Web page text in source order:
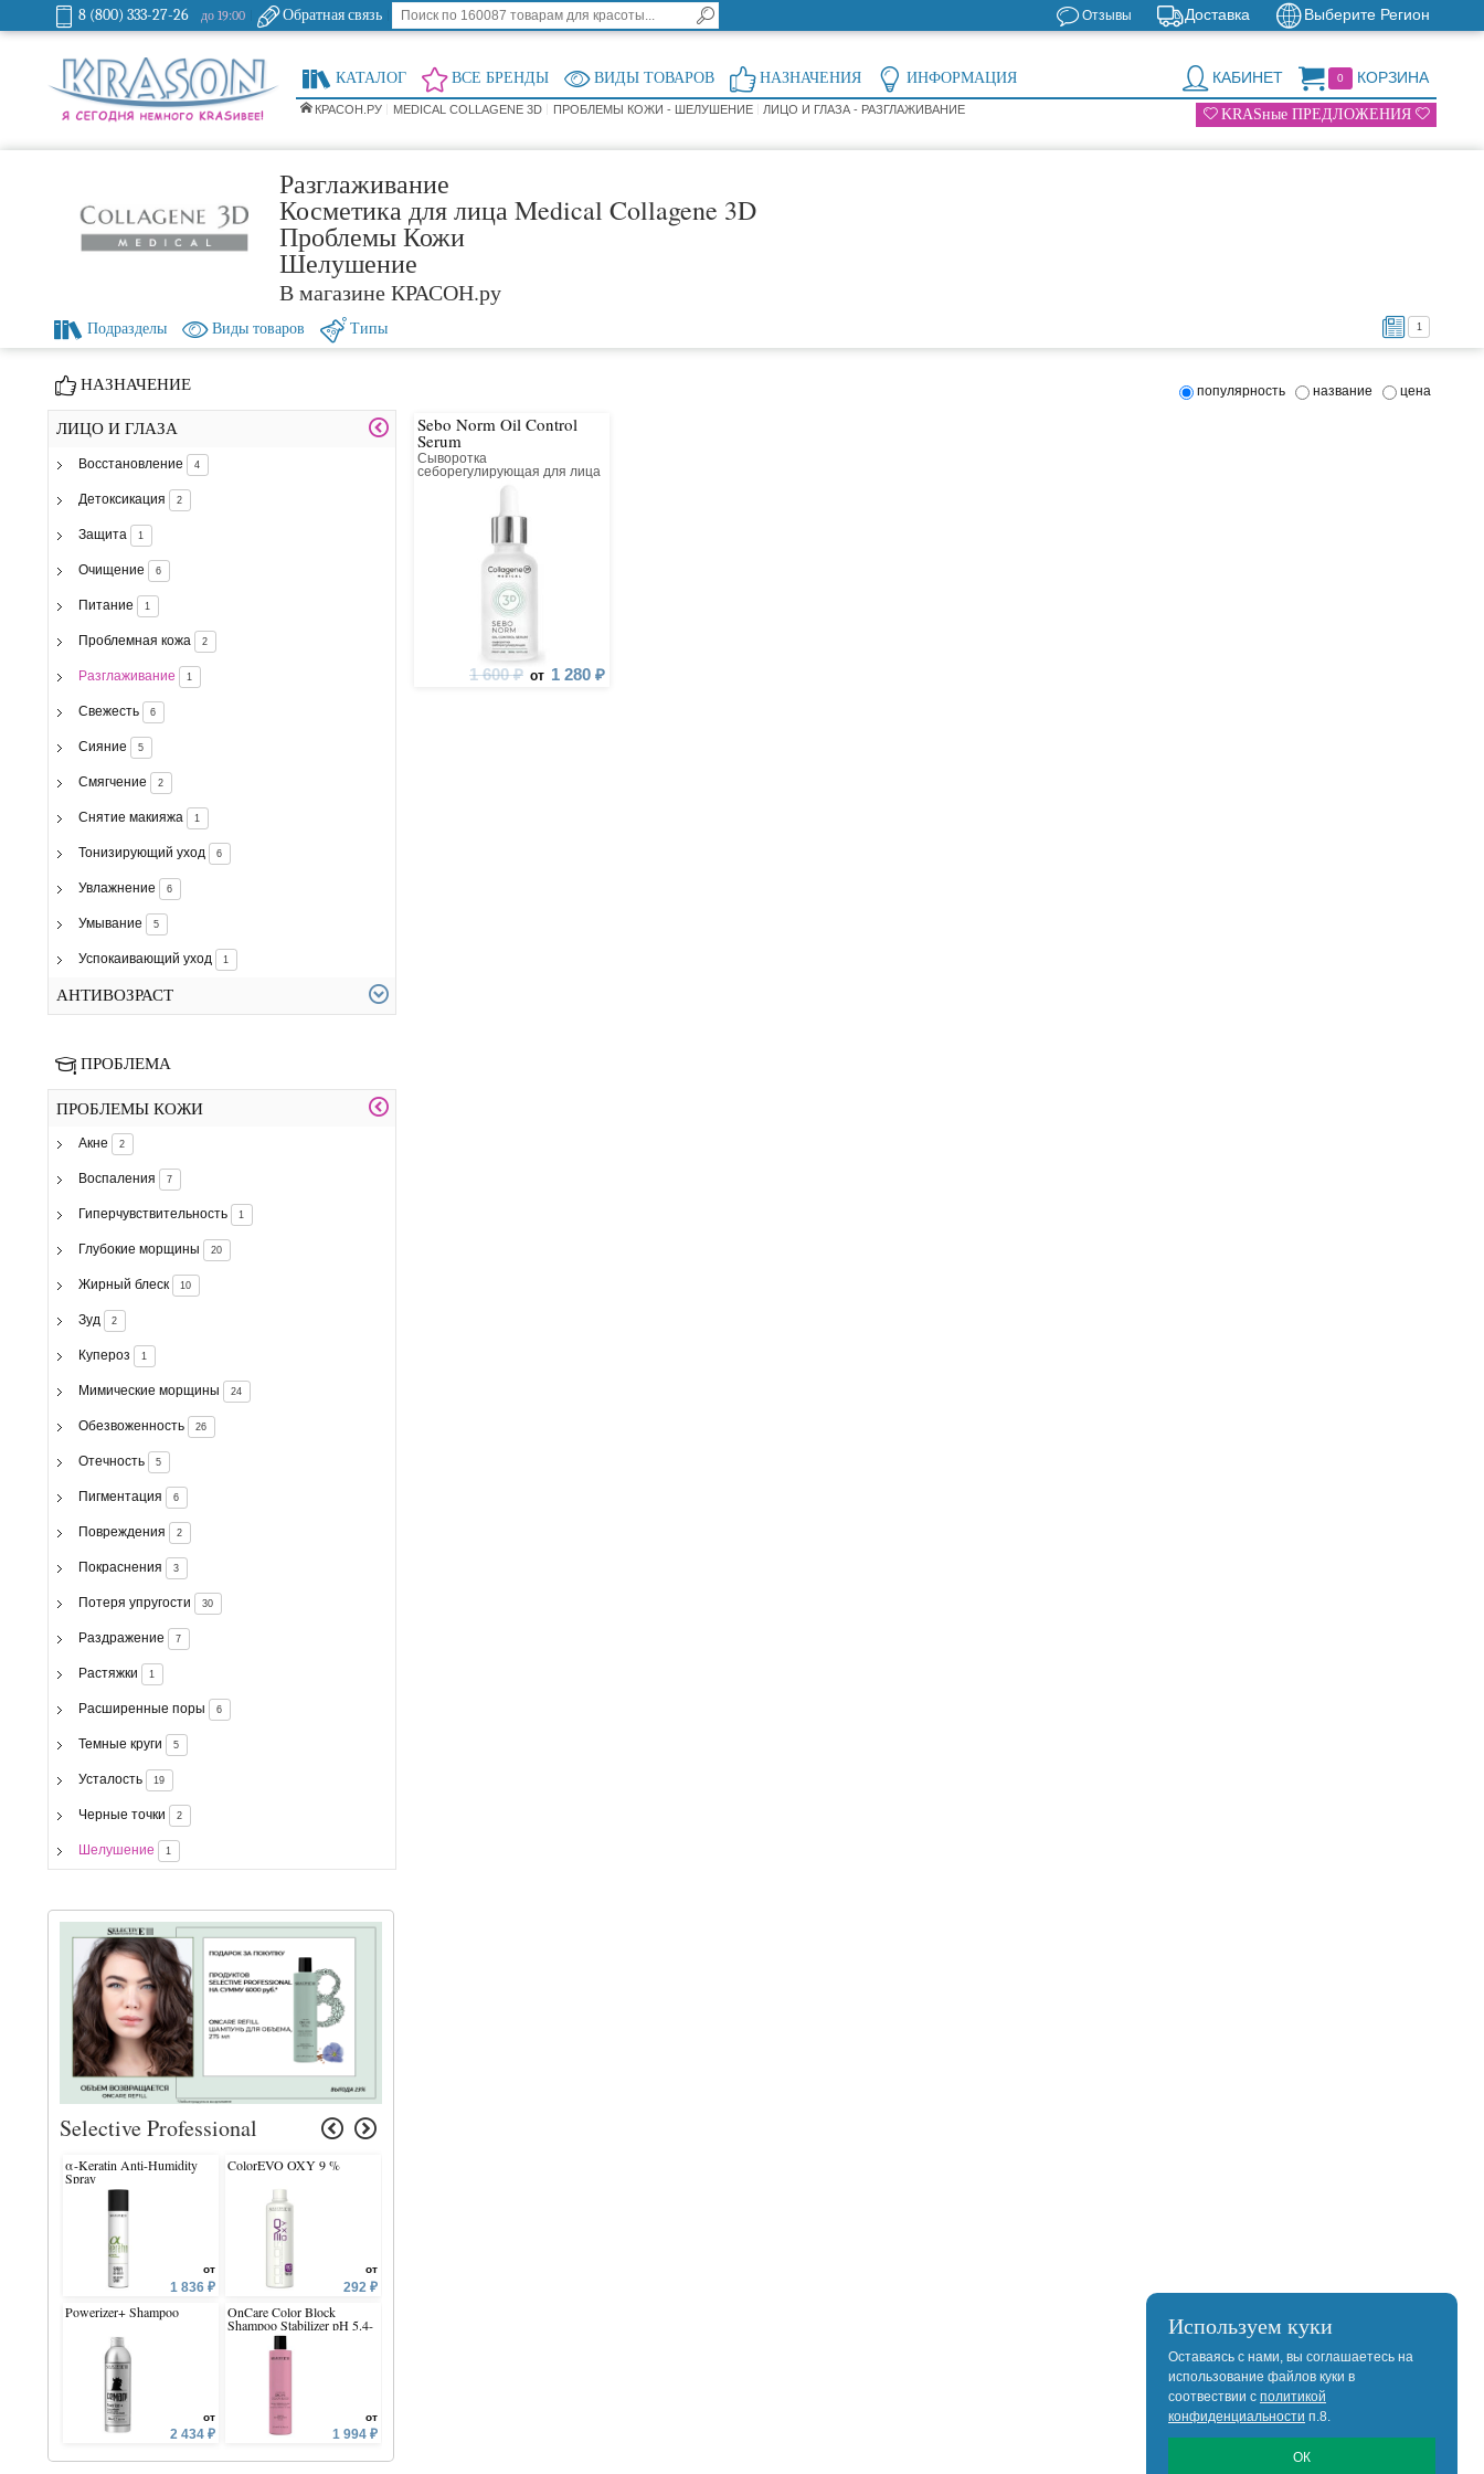
8 (800) 333-27-26 до 19:00 Обратная связь Выберите Регион
Доставка
Отзывы
0 КОРЗИНА
КАБИНЕТ
КАТАЛОГ ВСЕ БРЕНДЫ ВИДЫ ТОВАРОВ НАЗНАЧЕНИЯ ИНФОРМАЦИЯ
КРАСОН.РУ MEDICAL COLLAGENE 3D ПРОБЛЕМЫ КОЖИ - ШЕЛУШЕНИЕ ЛИЦО И ГЛАЗА - РАЗГЛАЖИВАНИЕ KRASные ПРЕДЛОЖЕНИЯ
Разглаживание
Косметика для лица Medical Collagene 3D
Проблемы Кожи
Шелушение
В магазине КРАСОН.ру
1
Подразделы Виды товаров Типы
НАЗНАЧЕНИЕ
ЛИЦО И ГЛАЗА
Восстановление 4
Детоксикация 2
Защита 1
Очищение 6
Питание 1
Проблемная кожа 2
Разглаживание 1
Свежесть 6
Сияние 5
Смягчение 2
Снятие макияжа 1
Тонизирующий уход 6
Увлажнение 6
Умывание 5
Успокаивающий уход 1
АНТИВОЗРАСТ
ПРОБЛЕМА
ПРОБЛЕМЫ КОЖИ
Акне 2
Воспаления 7
Гиперчувствительность 1
Глубокие морщины 20
Жирный блеск 10
Зуд 2
Купероз 1
Мимические морщины 24
Обезвоженность 26
Отечность 5
Пигментация 6
Повреждения 2
Покраснения 3
Потеря упругости 30
Раздражение 7
Растяжки 1
Расширенные поры 6
Темные круги 5
Усталость 19
Черные точки 2
Шелушение 1
Selective Professional
α-Keratin Anti-Humidity
Spray
от
1 836 ₽
Powerizer+ Shampoo
от
2 434 ₽
ColorEVO OXY 9 %
от
292 ₽
OnCare Color Block
Shampoo Stabilizer pH 5.4-
от
1 994 ₽
популярность название цена
Sebo Norm Oil Control
Serum
Сыворотка
себорегулирующая для лица
1 600 ₽ от 1 280 ₽
Используем куки
Оставаясь с нами, вы соглашаетесь на
использование файлов куки в
соотвествии с политикой
конфиденциальности п.8.
ОК